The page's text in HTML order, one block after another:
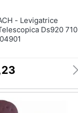
Ds920 710